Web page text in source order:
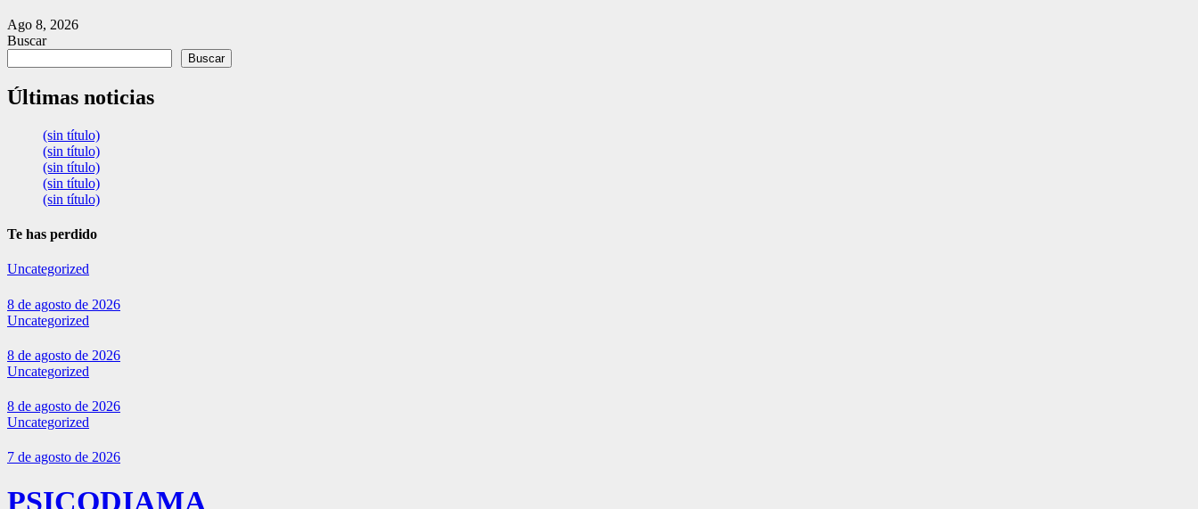
Ago 8, 2026
Buscar
Buscar
Últimas noticias
(sin título)
(sin título)
(sin título)
(sin título)
(sin título)
Te has perdido
Uncategorized
8 de agosto de 2026
Uncategorized
8 de agosto de 2026
Uncategorized
8 de agosto de 2026
Uncategorized
7 de agosto de 2026
PSICODIAMA